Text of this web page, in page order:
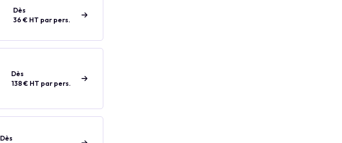
Dès
36 € HT par pers.
Dès
138 € HT par pers.
Dès